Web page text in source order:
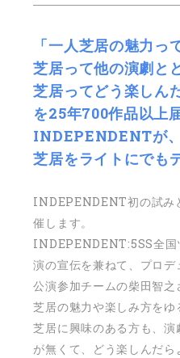
「一人芝居の魅力っ
芝居って他の演劇と
芝居ってどう楽しん
を25年700作品以上
INDEPENDENTが
芝居をライトにでも
INDEPENDENT初の試み
催します。
INDEPENDENT:5SS全国
演の宣伝を兼ねて、プロ
公演参加チームの柴田智
芝居の魅力や楽しみ方を
芝居に興味のある方も、
が無くて、どう楽しんだ